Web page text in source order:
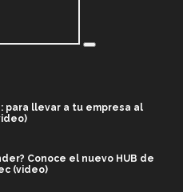
para llevar a tu empresa al
Conoce el nuevo HUB de
(video)